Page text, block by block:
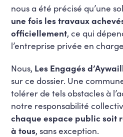
nous a été précisé qu’une
une fois les travaux
officiellement, ce qui
l’entreprise privée en
Nous, Les Engagés
sur ce dossier. Une
tolérer de tels obstacles à
notre responsabilité
chaque espace public soit
à tous, sans exception.